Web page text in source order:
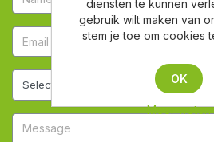
diensten te kunnen
gebruik wilt maken van
stem je toe om cookies
OK
Meer weten